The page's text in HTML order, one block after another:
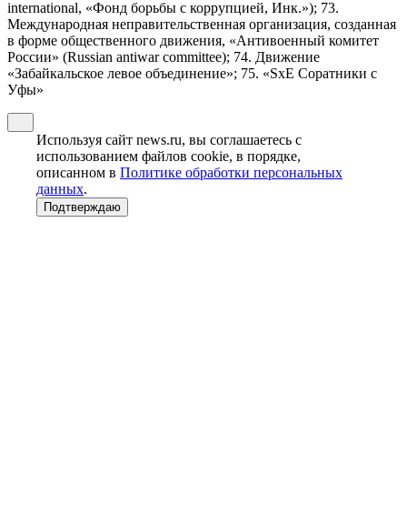
international, «Фонд борьбы с коррупцией, Инк.»); 73.
Международная неправительственная организация, созданная
в форме общественного движения, «Антивоенный комитет
России» (Russian antiwar committee); 74. Движение
«Забайкальское левое объединение»; 75. «SxE Соратники с
Уфы»
Используя сайт news.ru, вы соглашаетесь с
использованием файлов cookie, в порядке,
описанном в Политике обработки персональных
данных.
Подтверждаю